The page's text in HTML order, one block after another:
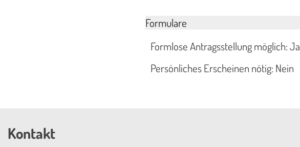
Formulare
Formlose Antragsstellung möglich: Ja
Persönliches Erscheinen nötig: Nein
Kontakt